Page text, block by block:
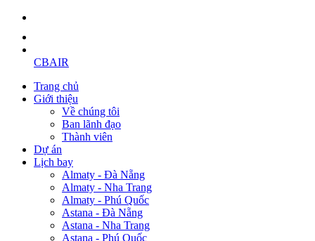
CBAIR
Trang chủ
Giới thiệu
Về chúng tôi
Ban lãnh đạo
Thành viên
Dự án
Lịch bay
Almaty - Đà Nẵng
Almaty - Nha Trang
Almaty - Phú Quốc
Astana - Đà Nẵng
Astana - Nha Trang
Astana - Phú Quốc